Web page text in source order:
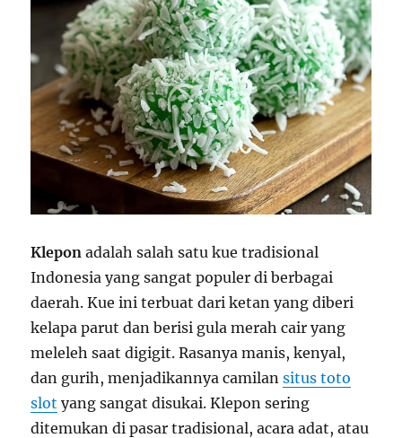
Klepon adalah salah satu kue tradisional
Indonesia yang sangat populer di berbagai
daerah. Kue ini terbuat dari ketan yang diberi
kelapa parut dan berisi gula merah cair yang
meleleh saat digigit. Rasanya manis, kenyal,
dan gurih, menjadikannya camilansitus toto
slot yang sangat disukai. Klepon sering
ditemukan di pasar tradisional, acara adat, atau